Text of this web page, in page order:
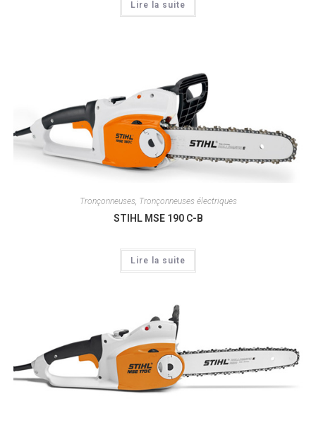
Lire la suite
Tronçonneuses, Tronçonneuses électriques
STIHL MSE 190 C-B
Lire la suite